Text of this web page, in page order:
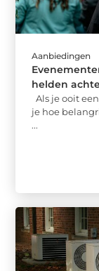
Aanbiedingen
helden
Als je ooit
je hoe
...